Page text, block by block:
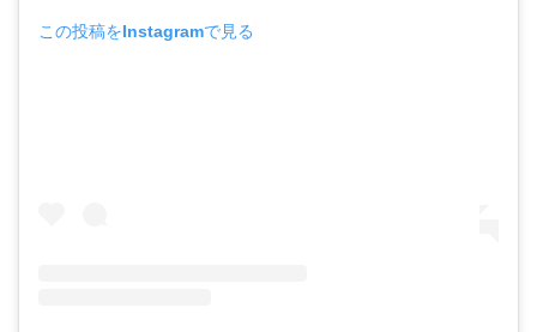
この投稿をInstagramで見る